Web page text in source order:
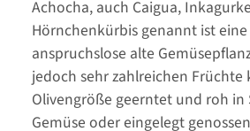
Achocha, auch Caigua,
Hörnchenkürbis genannt ist
anspruchslose alte
jedoch sehr zahlreichen
Olivengröße geerntet und roh in
Gemüse oder eingelegt